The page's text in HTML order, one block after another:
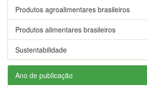
Produtos agroalimentares brasileiros
Produtos alimentares brasileiros
Sustentabilidade
Ano de publicação